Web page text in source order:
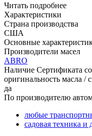
Читать подробнее
Характеристики
Страна производства
США
Основные
Производители масел
ABRO
Наличие Сертификата
оригинальность масла /
да
По производителю
любые
садовая техника